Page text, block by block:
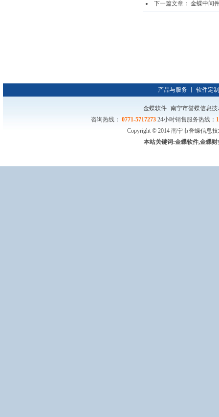
下一篇文章： 金蝶中间
产品与服务丨 软件定制
金蝶软件--南宁市誉蝶信息
咨询热线： 0771-5717273 24小时销售服务热线：
Copyright © 2014 南宁市誉蝶信息
本站关键词:金蝶软件,金蝶